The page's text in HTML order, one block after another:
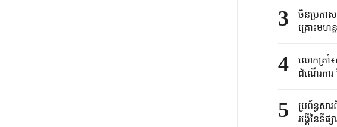
3
ចិនប្រកាស
គ្រោះមហន្
អំឡុងផែនក
4
លោកត្រាំ៖​
ដំណើរកា
ករណីនេះ​
5
ប្រព័ន្ធសា
រង្គើនៃទីផ្